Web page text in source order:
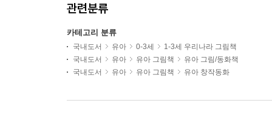
관련분류
카테고리 분류
국내도서 유아 0-3세
1-3세 우리나라 그림책
국내도서
유아 유아 그림책
유아 그림/동화책
국내도서
유아 유아 그림책 유아 창작동화